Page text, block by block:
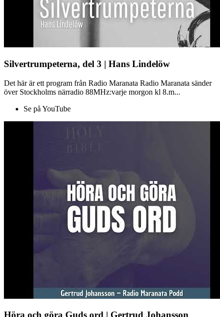
Silvertrumpeterna, del 3 | Hans Lindelöw
Det här är ett program från Radio Maranata Radio Maranata sänder
över Stockholms närradio 88MHz:varje morgon kl 8.m...
Se på YouTube
Höra och göra Guds ord | Gertrud Johansson